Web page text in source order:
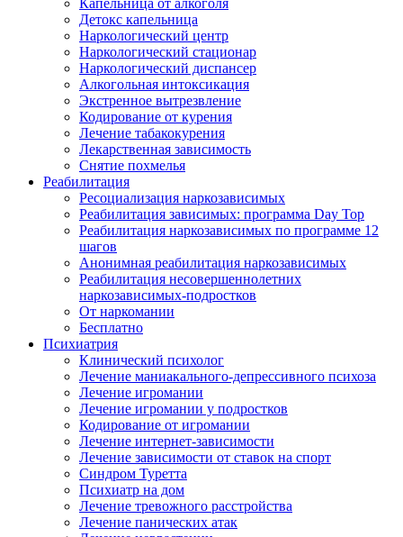
Капельница от алкоголя
Детокс капельница
Наркологический центр
Наркологический стационар
Наркологический диспансер
Алкогольная интоксикация
Экстренное вытрезвление
Кодирование от курения
Лечение табакокурения
Лекарственная зависимость
Снятие похмелья
Реабилитация
Ресоциализация наркозависимых
Реабилитация зависимых: программа Day Top
Реабилитация наркозависимых по программе 12
шагов
Анонимная реабилитация наркозависимых
Реабилитация несовершеннолетних
наркозависимых-подростков
От наркомании
Бесплатно
Психиатрия
Клинический психолог
Лечение маниакального-депрессивного психоза
Лечение игромании
Лечение игромании у подростков
Кодирование от игромании
Лечение интернет-зависимости
Лечение зависимости от ставок на спорт
Синдром Туретта
Психиатр на дом
Лечение тревожного расстройства
Лечение панических атак